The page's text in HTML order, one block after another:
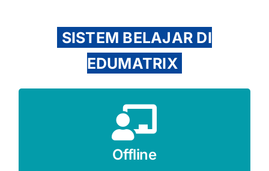
SISTEM BELAJAR DI
EDUMATRIX
Offline
Gratis Biaya Pendaftaran